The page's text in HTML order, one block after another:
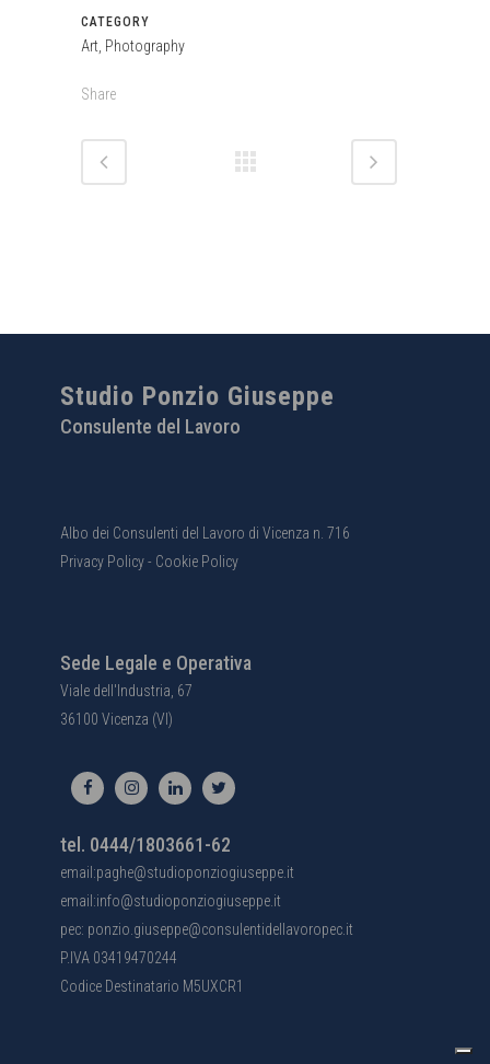
CATEGORY
Art, Photography
Share
Studio Ponzio Giuseppe
Consulente del Lavoro
Albo dei Consulenti del Lavoro di Vicenza n. 716
Privacy Policy- Cookie Policy
Sede Legale e Operativa
Viale dell'Industria, 67
36100 Vicenza (VI)
tel. 0444/1803661-62
email:paghe@studioponziogiuseppe.it
email:info@studioponziogiuseppe.it
pec: ponzio.giuseppe@consulentidellavoropec.it
P.IVA 03419470244
Codice Destinatario M5UXCR1